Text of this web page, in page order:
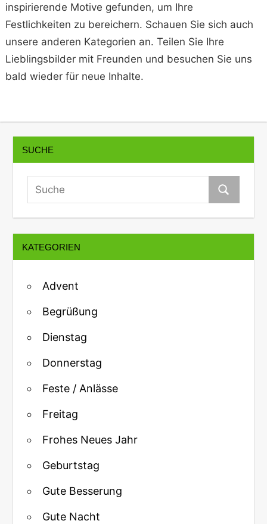
inspirierende Motive gefunden, um Ihre
Festlichkeiten zu bereichern. Schauen Sie sich auch
unsere anderen Kategorien an. Teilen Sie Ihre
Lieblingsbilder mit Freunden und besuchen Sie uns
bald wieder für neue Inhalte.
SUCHE
KATEGORIEN
Advent
Begrüßung
Dienstag
Donnerstag
Feste / Anlässe
Freitag
Frohes Neues Jahr
Geburtstag
Gute Besserung
Gute Nacht